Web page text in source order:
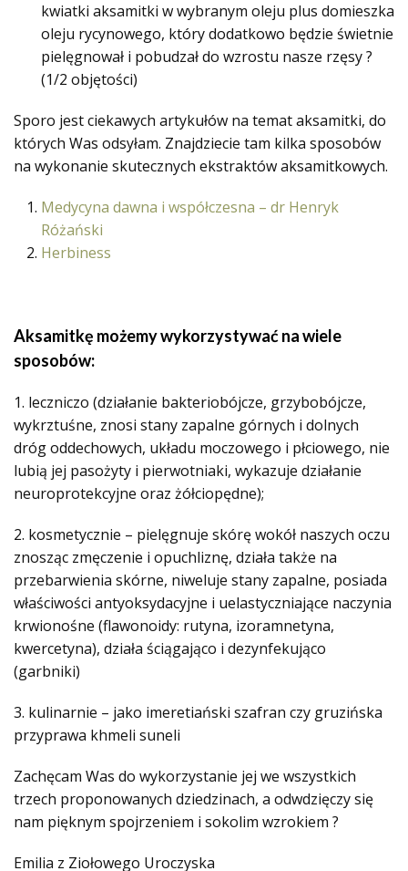
kwiatki aksamitki w wybranym oleju plus domieszka
oleju rycynowego, który dodatkowo będzie świetnie
pielęgnował i pobudzał do wzrostu nasze rzęsy ?
(1/2 objętości)
Sporo jest ciekawych artykułów na temat aksamitki, do
których Was odsyłam. Znajdziecie tam kilka sposobów
na wykonanie skutecznych ekstraktów aksamitkowych.
Medycyna dawna i współczesna – dr Henryk
Różański
Herbiness
Aksamitkę możemy wykorzystywać na wiele
sposobów:
1. leczniczo (działanie bakteriobójcze, grzybobójcze,
wykrztuśne, znosi stany zapalne górnych i dolnych
dróg oddechowych, układu moczowego i płciowego, nie
lubią jej pasożyty i pierwotniaki, wykazuje działanie
neuroprotekcyjne oraz żółciopędne);
2. kosmetycznie – pielęgnuje skórę wokół naszych oczu
znosząc zmęczenie i opuchliznę, działa także na
przebarwienia skórne, niweluje stany zapalne, posiada
właściwości antyoksydacyjne i uelastyczniające naczynia
krwionośne (flawonoidy: rutyna, izoramnetyna,
kwercetyna), działa ściągająco i dezynfekująco
(garbniki)
3. kulinarnie – jako imeretiański szafran czy gruzińska
przyprawa khmeli suneli
Zachęcam Was do wykorzystanie jej we wszystkich
trzech proponowanych dziedzinach, a odwdzięczy się
nam pięknym spojrzeniem i sokolim wzrokiem ?
Emilia z Ziołowego Uroczyska